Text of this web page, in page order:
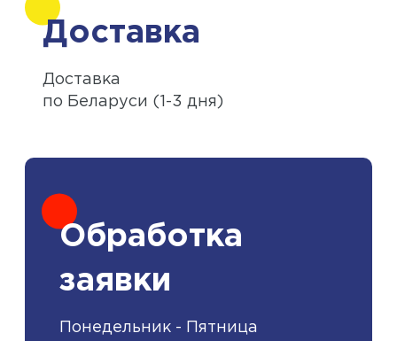
Доставка
Доставка
по Беларуси (1-3 дня)
Обработка
заявки
Понедельник - Пятница